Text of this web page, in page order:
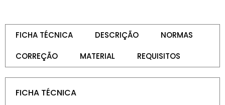
FICHA TÉCNICA DESCRIÇÃO
NORMAS
CORREÇÃO
MATERIAL REQUISITOS
FICHA TÉCNICA